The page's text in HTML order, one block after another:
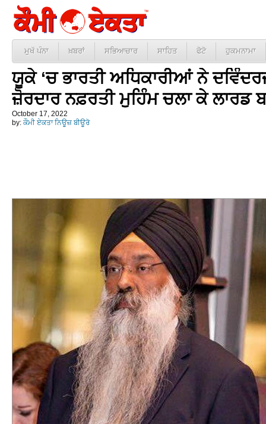
ਮੁਖੱ ਪੰਨਾ ਖ਼ਬਰਾਂ ਸਭਿਆਚਾਰ ਸਾਹਿਤ ਫੋਟੋ ਹੁਕਮਨਾਮਾ
ਯੂਕੇ ‘ਚ ਭਾਰਤੀ ਅਧਿਕਾਰੀਆਂ ਨੇ
ਜ਼ੋਰਦਾਰ ਨਫ਼ਰਤੀ ਮੁਹਿੰਮ ਚਲਾ ਕੇ
October 17, 2022
by: ਕੌਮੀ ਏਕਤਾ ਨਿਊਜ਼ ਬੀਊਰੋ